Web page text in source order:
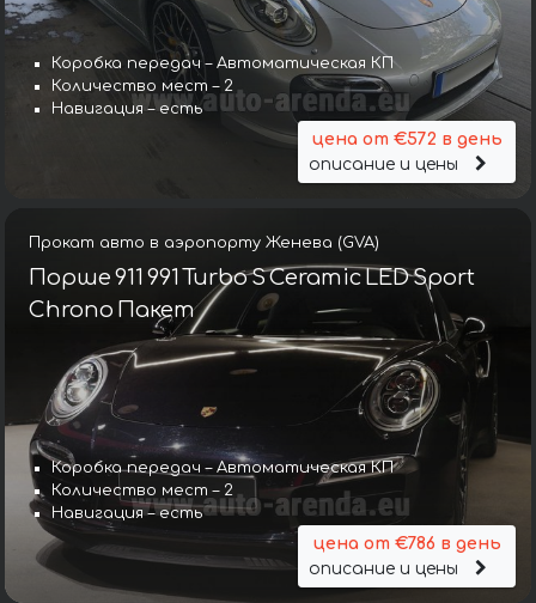
Коробка передач – Автоматическая КП
Количество мест – 2
Навигация – есть
цена от €572 в день
описание и цены
Прокат авто в аэропорту Женева (GVA)
Порше 911 991 Turbo S Ceramic LED Sport
Chrono Пакет
Коробка передач – Автоматическая КП
Количество мест – 2
Навигация – есть
цена от €786 в день
описание и цены